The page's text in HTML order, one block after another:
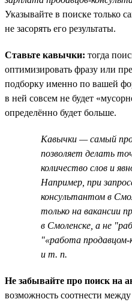
Указывайте в поиске только
не засорять его результаты.
Ставьте кавычки: тогда
оптимизировать фразу или
подборку именно по вашей
в ней совсем не будет
определённо будет больше.
Кавычки — самый
позволяет делать
количество слов и
Например, при
консультантом в
только на вакансии
в Смоленске, а не
"«работа продавцом-
и т. п.
Не забывайте про поиск на
возможность соотнести